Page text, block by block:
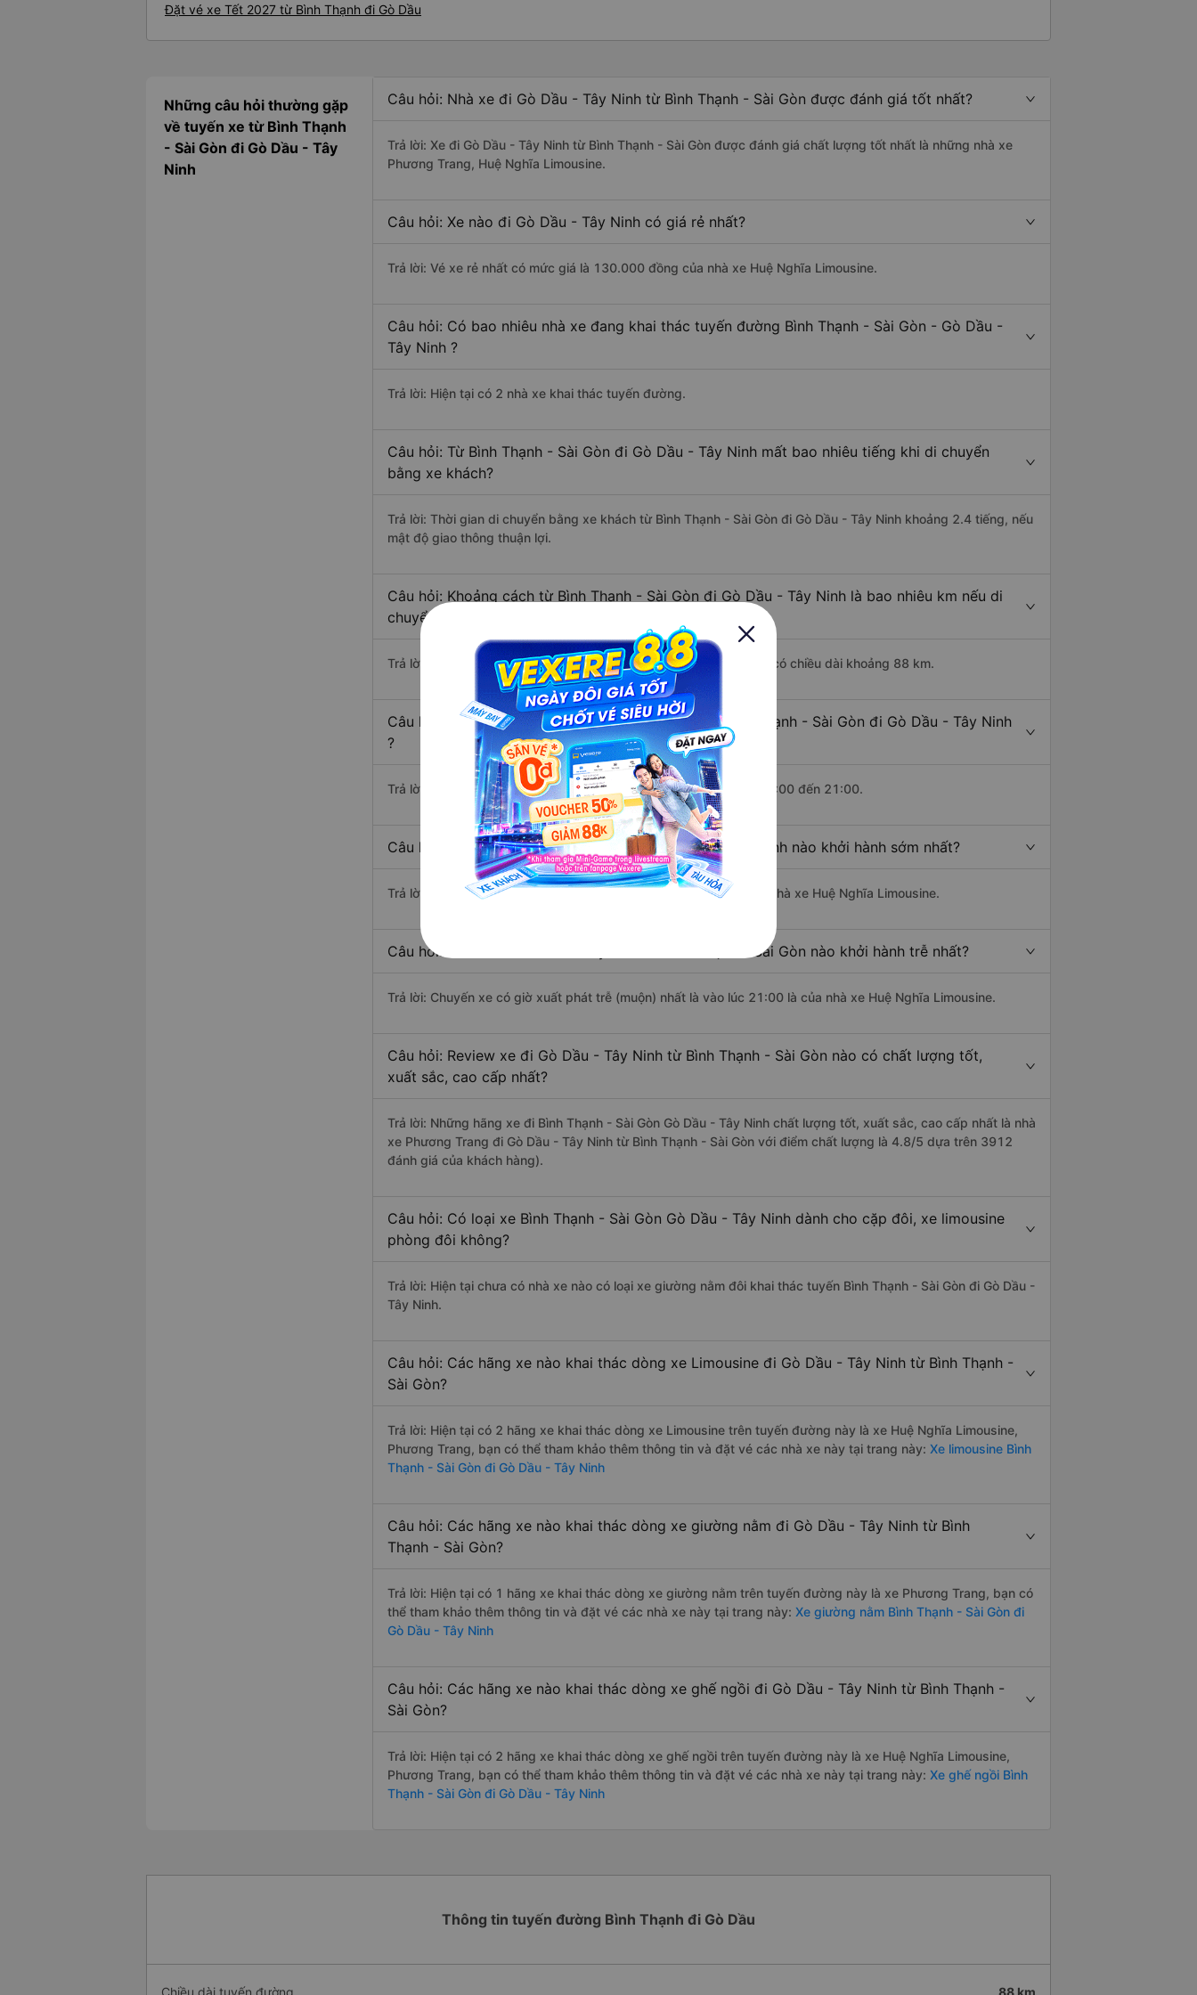
Đặt vé xe Tết 2027 từ Bình Thạnh đi Gò Dầu
Những câu hỏi thường gặp
về tuyến xe từ Bình Thạnh
- Sài Gòn đi Gò Dầu - Tây
Ninh
Câu hỏi: Nhà xe đi Gò Dầu - Tây Ninh từ Bình Thạnh - Sài Gòn được đánh giá tốt nhất?
Trả lời: Xe đi Gò Dầu - Tây Ninh từ Bình Thạnh - Sài Gòn được đánh giá chất lượng tốt nhất là những nhà xe
Phương Trang, Huệ Nghĩa Limousine.
Câu hỏi: Xe nào đi Gò Dầu - Tây Ninh có giá rẻ nhất?
Trả lời: Vé xe rẻ nhất có mức giá là 130.000 đồng của nhà xe Huệ Nghĩa Limousine.
Câu hỏi: Có bao nhiêu nhà xe đang khai thác tuyến đường Bình Thạnh - Sài Gòn - Gò Dầu -
Tây Ninh ?
Trả lời: Hiện tại có 2 nhà xe khai thác tuyến đường.
Câu hỏi: Từ Bình Thạnh - Sài Gòn đi Gò Dầu - Tây Ninh mất bao nhiêu tiếng khi di chuyển
bằng xe khách?
Trả lời: Thời gian di chuyển bằng xe khách từ Bình Thạnh - Sài Gòn đi Gò Dầu - Tây Ninh khoảng 2.4 tiếng, nếu
mật độ giao thông thuận lợi.
Câu hỏi: Khoảng cách từ Bình Thạnh - Sài Gòn đi Gò Dầu - Tây Ninh là bao nhiêu km nếu di
chuyển bằng xe khách?
Trả lời: Đoạn đường đi Gò Dầu - Tây Ninh từ Bình Thạnh - Sài Gòn có chiều dài khoảng 88 km.
Câu hỏi: Mỗi ngày có bao nhiêu chuyến xe khách Bình Thạnh - Sài Gòn đi Gò Dầu - Tây Ninh
?
Trả lời: Trung bình mỗi ngày có khoảng 94 chuyến xe bắt đầu từ 4:00 đến 21:00.
Câu hỏi: Nhà xe đi Bình Thạnh - Sài Gòn Gò Dầu - Tây Ninh nào khởi hành sớm nhất?
Trả lời: Chuyến xe có giờ xuất phát sớm nhất vào lúc 4:00 là của nhà xe Huệ Nghĩa Limousine.
Câu hỏi: Nhà xe đi Gò Dầu - Tây Ninh từ Bình Thạnh - Sài Gòn nào khởi hành trễ nhất?
Trả lời: Chuyến xe có giờ xuất phát trễ (muộn) nhất là vào lúc 21:00 là của nhà xe Huệ Nghĩa Limousine.
Câu hỏi: Review xe đi Gò Dầu - Tây Ninh từ Bình Thạnh - Sài Gòn nào có chất lượng tốt,
xuất sắc, cao cấp nhất?
Trả lời: Những hãng xe đi Bình Thạnh - Sài Gòn Gò Dầu - Tây Ninh chất lượng tốt, xuất sắc, cao cấp nhất là nhà
xe Phương Trang đi Gò Dầu - Tây Ninh từ Bình Thạnh - Sài Gòn với điểm chất lượng là 4.8/5 dựa trên 3912
đánh giá của khách hàng).
Câu hỏi: Có loại xe Bình Thạnh - Sài Gòn Gò Dầu - Tây Ninh dành cho cặp đôi, xe limousine
phòng đôi không?
Trả lời: Hiện tại chưa có nhà xe nào có loại xe giường nằm đôi khai thác tuyến Bình Thạnh - Sài Gòn đi Gò Dầu -
Tây Ninh.
Câu hỏi: Các hãng xe nào khai thác dòng xe Limousine đi Gò Dầu - Tây Ninh từ Bình Thạnh -
Sài Gòn?
Trả lời: Hiện tại có 2 hãng xe khai thác dòng xe Limousine trên tuyến đường này là xe Huệ Nghĩa Limousine,
Phương Trang, bạn có thể tham khảo thêm thông tin và đặt vé các nhà xe này tại trang này: Xe limousine Bình
Thạnh - Sài Gòn đi Gò Dầu - Tây Ninh
Câu hỏi: Các hãng xe nào khai thác dòng xe giường nằm đi Gò Dầu - Tây Ninh từ Bình
Thạnh - Sài Gòn?
Trả lời: Hiện tại có 1 hãng xe khai thác dòng xe giường nằm trên tuyến đường này là xe Phương Trang, bạn có
thể tham khảo thêm thông tin và đặt vé các nhà xe này tại trang này: Xe giường nằm Bình Thạnh - Sài Gòn đi
Gò Dầu - Tây Ninh
Câu hỏi: Các hãng xe nào khai thác dòng xe ghế ngồi đi Gò Dầu - Tây Ninh từ Bình Thạnh -
Sài Gòn?
Trả lời: Hiện tại có 2 hãng xe khai thác dòng xe ghế ngồi trên tuyến đường này là xe Huệ Nghĩa Limousine,
Phương Trang, bạn có thể tham khảo thêm thông tin và đặt vé các nhà xe này tại trang này: Xe ghế ngồi Bình
Thạnh - Sài Gòn đi Gò Dầu - Tây Ninh
Thông tin tuyến đường Bình Thạnh đi Gò Dầu